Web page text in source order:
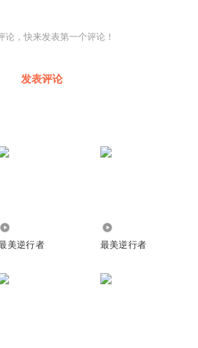
论，快来发表第一个评论！
发表评论
美逆行者 最美逆行者